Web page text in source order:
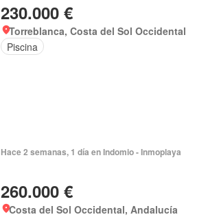
230.000 €
Torreblanca, Costa del Sol Occidental
Piscina
Hace 2 semanas, 1 día en Indomio - Inmoplaya
260.000 €
Costa del Sol Occidental, Andalucía